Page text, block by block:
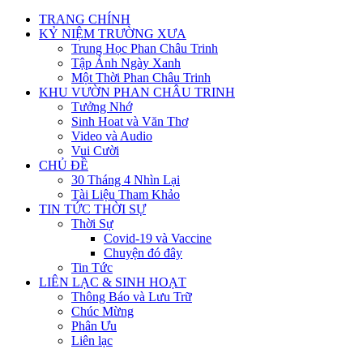
TRANG CHÍNH
KỶ NIỆM TRƯỜNG XƯA
Trung Học Phan Châu Trinh
Tập Ảnh Ngày Xanh
Một Thời Phan Châu Trinh
KHU VƯỜN PHAN CHÂU TRINH
Tưởng Nhớ
Sinh Hoat và Văn Thơ
Video và Audio
Vui Cười
CHỦ ĐỀ
30 Tháng 4 Nhìn Lại
Tài Liệu Tham Khảo
TIN TỨC THỜI SỰ
Thời Sự
Covid-19 và Vaccine
Chuyện đó đây
Tin Tức
LIÊN LẠC & SINH HOẠT
Thông Báo và Lưu Trữ
Chúc Mừng
Phân Ưu
Liên lạc